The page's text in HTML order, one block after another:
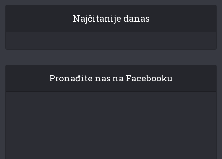
Najčitanije danas
Pronađite nas na Facebooku